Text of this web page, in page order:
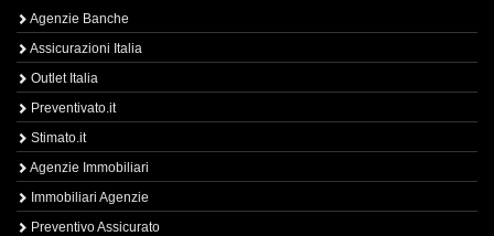
Agenzie Banche
Assicurazioni Italia
Outlet Italia
Preventivato.it
Stimato.it
Agenzie Immobiliari
Immobiliari Agenzie
Preventivo Assicurato